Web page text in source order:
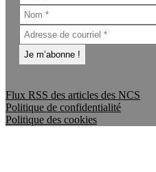
Flux RSS des articles des NCS
Politique de confidentialité
Politique des cookies